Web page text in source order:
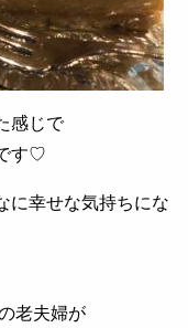
感じで
す♡
に幸せな気持ちにな
老夫婦が